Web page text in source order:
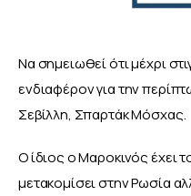
Να σημειωθεί ότι μέχρι
ενδιαφέρον για την
Σεβίλλη, Σπαρτάκ Μόσχας.
Ο ίδιος ο Μαροκινός έχει
μετακομίσει στην Ρωσία